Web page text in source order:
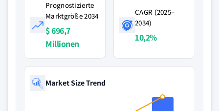
Prognostizierte
Marktgröße 2034
$ 696,7
Millionen
CAGR (2025–
2034)
10,2%
Market Size Trend